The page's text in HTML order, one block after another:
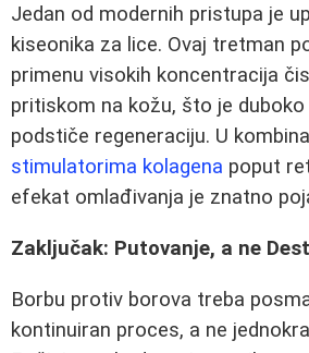
Jedan od modernih pristupa je
kiseonika za lice. Ovaj tretman
primenu visokih koncentracija
pritiskom na kožu, što je
podstiče regeneraciju. U
stimulatorima kolagena poput
efekat omlađivanja je znatno
Zaključak: Putovanje, a ne
Borbu protiv borova treba
kontinuiran proces, a ne